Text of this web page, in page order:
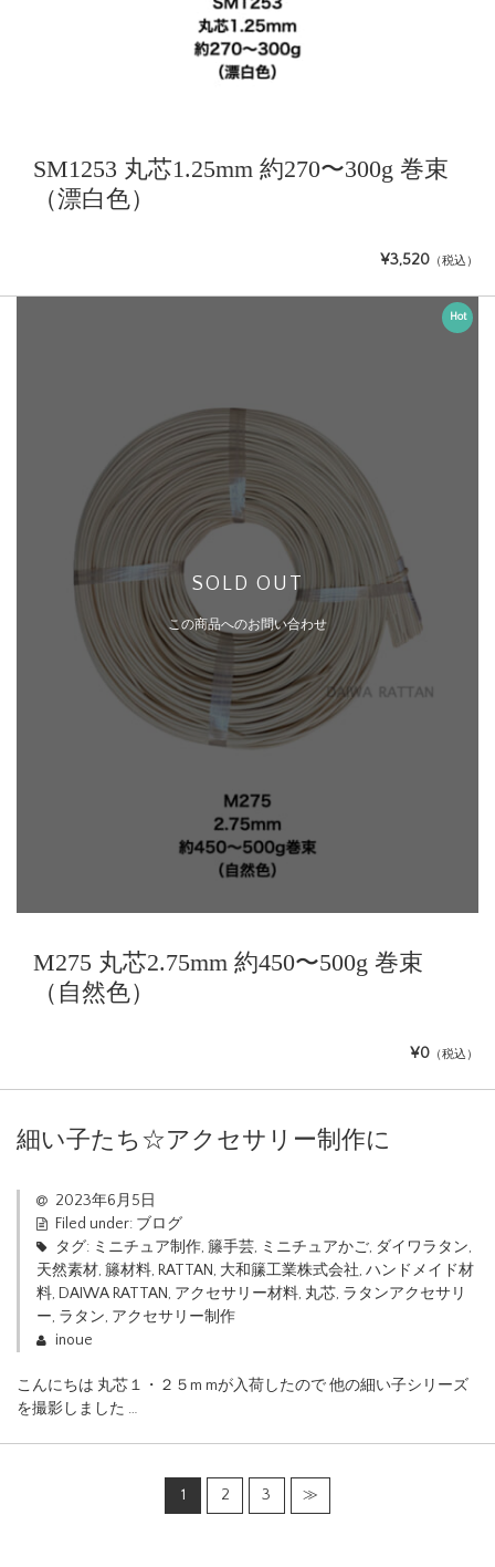
SM1253 丸芯1.25mm 約270〜300g 巻束
（漂白色）
¥3,520 （税込）
SOLD OUT
この商品へのお問い合わせ
Hot
M275 丸芯2.75mm 約450〜500g 巻束
（自然色）
¥0 （税込）
細い子たち☆アクセサリー制作に
2023年6月5日
Filed under: ブログ
タグ: ミニチュア制作, 籐手芸, ミニチュアかご, ダイワラタン,
天然素材, 籐材料, RATTAN, 大和籘工業株式会社, ハンドメイド材
料, DAIWA RATTAN, アクセサリー材料, 丸芯, ラタンアクセサリ
ー, ラタン, アクセサリー制作
inoue
こんにちは 丸芯１・２５m mが入荷したので 他の細い子シリーズ
を撮影しました …
1 2 3 ≫